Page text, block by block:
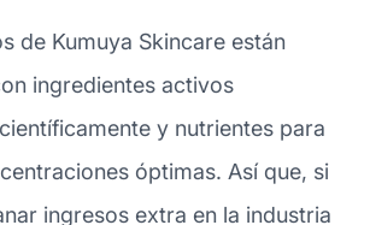
de Kumuya Skincare están
ingredientes activos
y nutrientes para
óptimas. Así que, si
ingresos extra en la industria